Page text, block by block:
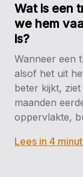
Wat is een
we hem
is?
Wanneer een
alsof het uit
beter kijkt,
maanden
oppervlakte,
Lees in 4